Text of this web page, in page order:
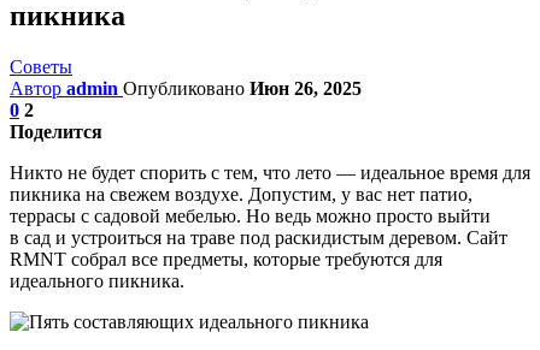
пикника
Советы
Автор admin Опубликовано Июн 26, 2025
0 2
Поделится
Никто не будет спорить с тем, что лето — идеальное время для
пикника на свежем воздухе. Допустим, у вас нет патио,
террасы с садовой мебелью. Но ведь можно просто выйти
в сад и устроиться на траве под раскидистым деревом. Сайт
RMNT собрал все предметы, которые требуются для
идеального пикника.